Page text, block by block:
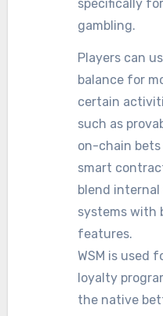
specifically
gambling.
Players can
balance for
certain
such as
on-chain
smart
blend
systems with
features.
WSM is used
loyalty
the native